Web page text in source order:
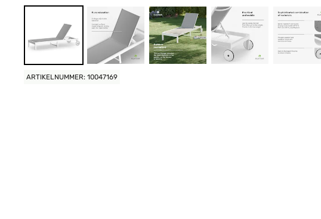
ARTIKELNUMMER: 10047169